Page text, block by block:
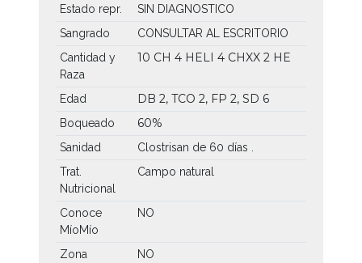
Estado repr.
SIN DIAGNOSTICO
Sangrado
CONSULTAR AL ESCRITORIO
Cantidad y
Raza
10 CH 4 HELI 4 CHXX 2 HE
Edad DB 2, TCO 2, FP 2, SD 6
Boqueado 60%
Sanidad
Clostrisan de 60 días .
Trat.
Nutricional
Campo natural
Conoce
MíoMío
NO
Zona
NO